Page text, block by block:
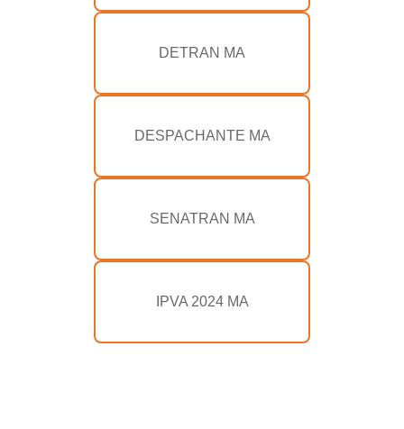
DETRAN MA
DESPACHANTE MA
SENATRAN MA
IPVA 2024 MA